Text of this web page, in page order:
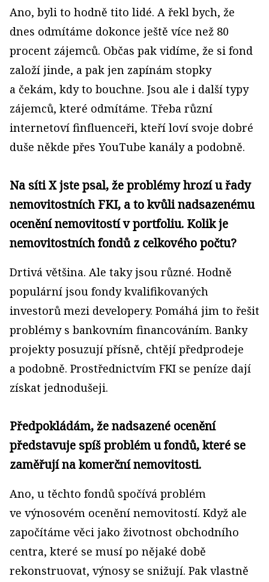
Ano, byli to hodně tito lidé. A řekl bych, že
dnes odmítáme dokonce ještě více než 80
procent zájemců. Občas pak vidíme, že si fond
založí jinde, a pak jen zapínám stopky
a čekám, kdy to bouchne. Jsou ale i další typy
zájemců, které odmítáme. Třeba různí
internetoví finfluenceři, kteří loví svoje dobré
duše někde přes YouTube kanály a podobně.
Na síti X jste psal, že problémy hrozí u řady
nemovitostních FKI, a to kvůli nadsazenému
ocenění nemovitostí v portfoliu. Kolik je
nemovitostních fondů z celkového počtu?
Drtivá většina. Ale taky jsou různé. Hodně
populární jsou fondy kvalifikovaných
investorů mezi developery. Pomáhá jim to řešit
problémy s bankovním financováním. Banky
projekty posuzují přísně, chtějí předprodeje
a podobně. Prostřednictvím FKI se peníze dají
získat jednodušeji.
Předpokládám, že nadsazené ocenění
představuje spíš problém u fondů, které se
zaměřují na komerční nemovitosti.
Ano, u těchto fondů spočívá problém
ve výnosovém ocenění nemovitostí. Když ale
započítáme věci jako životnost obchodního
centra, které se musí po nějaké době
rekonstruovat, výnosy se snižují. Pak vlastně